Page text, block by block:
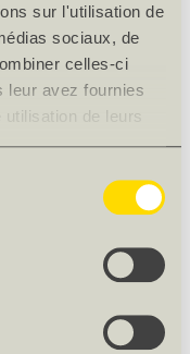
sur l'utilisation de
sociaux, de
celles-ci
leur avez fournies
de leurs